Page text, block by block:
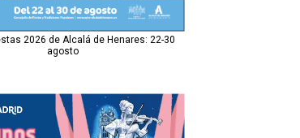
2026 de Alcalá de Henares: 22-30
agosto